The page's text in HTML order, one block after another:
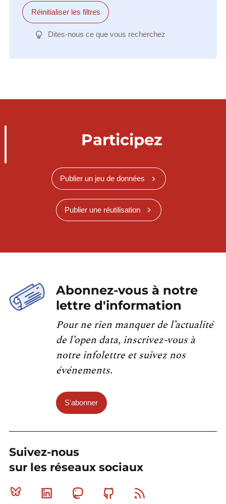
Réinitialiser les filtres
Dites-nous ce que vous recherchez
Participez
Publier un jeu de données
Publier une réutilisation
Abonnez-vous à notre
lettre d'information
Pour ne rien manquer de l’actualité
de l’open data, inscrivez-vous à
notre infolettre et suivez nos
événements.
S'abonner
Suivez-nous
sur les réseaux sociaux
Bluesky Linkedin MastodonGithub